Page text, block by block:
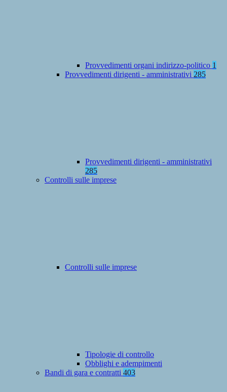
Provvedimenti organi indirizzo-politico 1
Provvedimenti dirigenti - amministrativi 285
Provvedimenti dirigenti - amministrativi
285
Controlli sulle imprese
Controlli sulle imprese
Tipologie di controllo
Obblighi e adempimenti
Bandi di gara e contratti 403